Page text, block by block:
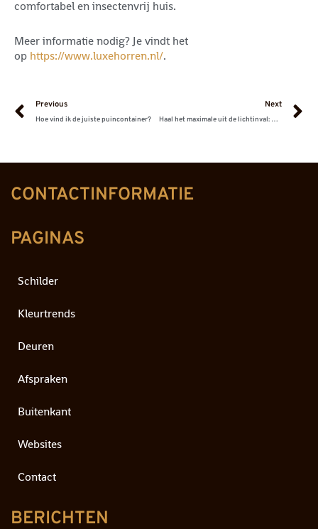
comfortabel en insectenvrij huis.
Meer informatie nodig? Je vindt het
op https://www.luxehorren.nl/.
Prev
Previous
Hoe vind ik de juiste puincontainer?
Next
Haal het maximale uit de lichtinval: Hoe de juiste verfkeuze je woning transformeert
CONTACTINFORMATIE
PAGINAS
Schilder
Kleurtrends
Deuren
Afspraken
Buitenkant
Websites
Contact
BERICHTEN